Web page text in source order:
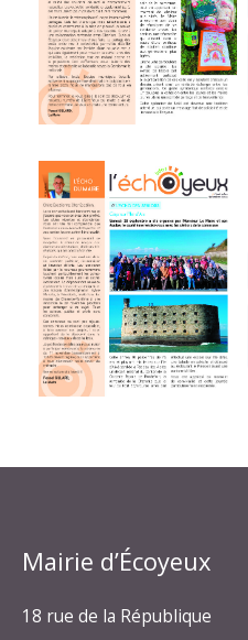
Mairie d’Écoyeux
18 rue de la République